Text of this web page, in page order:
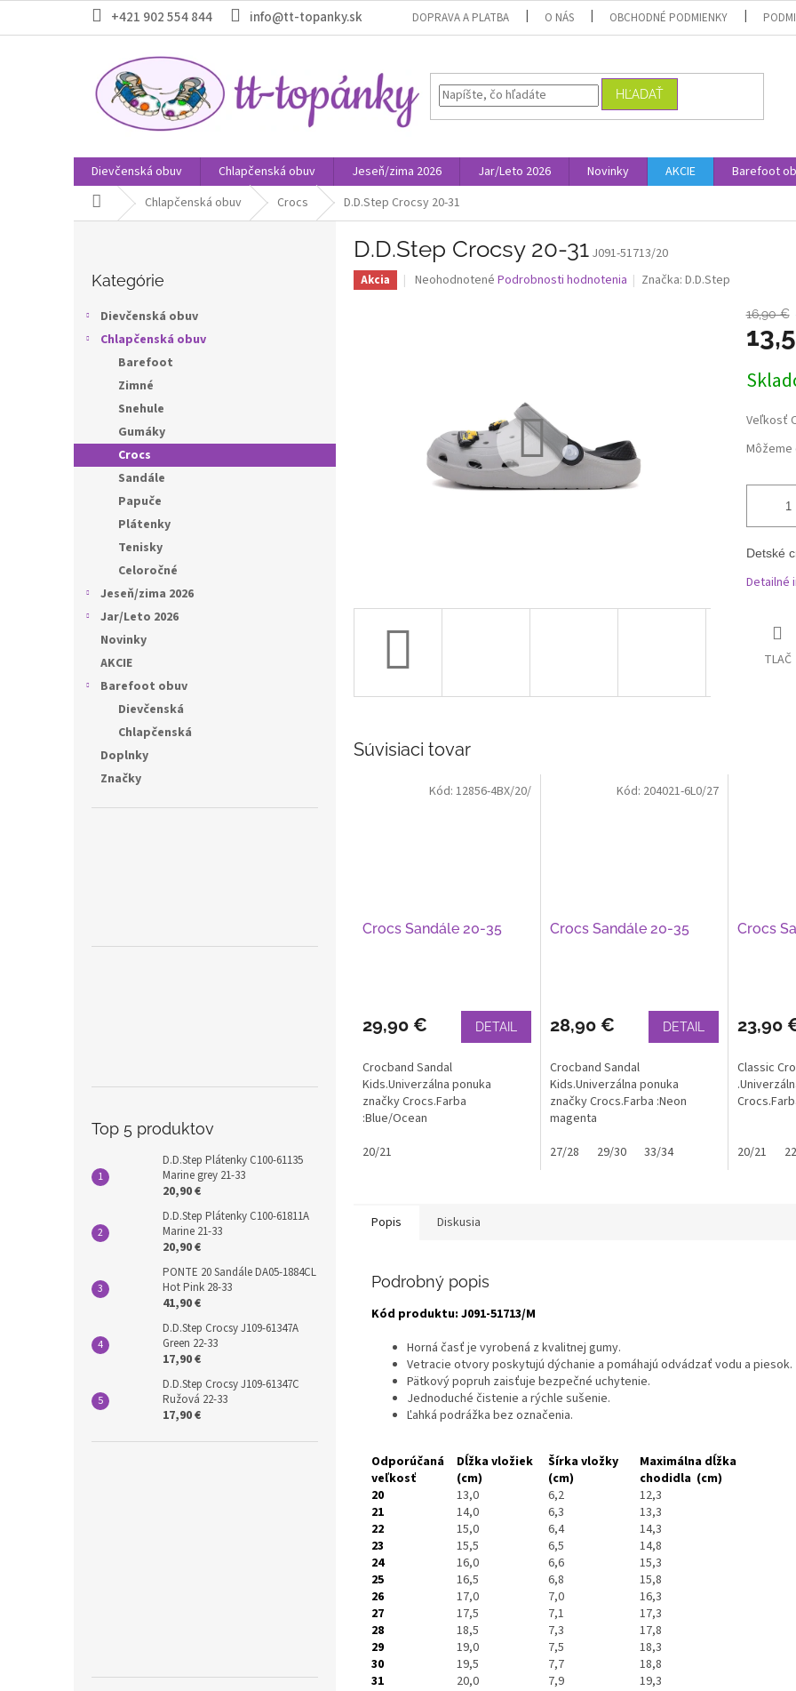
obsah
+421 902 554 844 info@tt-topanky.sk DOPRAVA A PLATBA O NÁS OBCHODNÉ PODMIENKY
HĽADAŤ
Dievčenská obuv Chlapčenská obuv Jeseň/zima 2026 Jar/Leto 2026 Novinky AKCIE Barefoot
Domov Chlapčenská obuv Crocs D.D.Step Crocsy 20-31
kategórie
Kategórie
Dievčenská obuv
Chlapčenská obuv
Barefoot
Zimné
Snehule
Gumáky
Crocs
Sandále
Papuče
Plátenky
Tenisky
Celoročné
Jeseň/zima 2026
Jar/Leto 2026
Novinky
AKCIE
Barefoot obuv
Dievčenská
Chlapčenská
Doplnky
Značky
Top 5 produktov
D.D.Step Plátenky C100-61135
Marine grey 21-33
20,90 €
D.D.Step Plátenky C100-61811A
Marine 21-33
20,90 €
PONTE 20 Sandále DA05-1884CL
Hot Pink 28-33
41,90 €
D.D.Step Crocsy J109-61347A
Green 22-33
17,90 €
D.D.Step Crocsy J109-61347C
Ružová 22-33
17,90 €
D.D.Step Crocsy 20-31 J091-51713/20
Akcia
Priemerné
Neohodnotené Podrobnosti hodnotenia Značka:D.D.Step
16,90 €
cena:
Veľkosť
Detské
Detailné
TLAČ
Súvisiaci tovar
Crocs Sandále 20-35
29,90 € DETAIL
Crocband Sandal
Kids.Univerzálna ponuka
značky Crocs.Farba
:Blue/Ocean
20/21
Kód: 12856-4BX/20/
Crocs Sandále 20-35
28,90 € DETAIL
Crocband Sandal
Kids.Univerzálna ponuka
značky Crocs.Farba :Neon
magenta
27/28
29/30 33/34
Kód: 204021-6L0/27
Crocs
23,90
Classic
20/21
Popis Diskusia
Podrobný popis
Kód produktu: J091-51713/M
Horná časť je vyrobená z kvalitnej gumy.
Vetracie otvory poskytujú dýchanie a pomáhajú odvádzať vodu a piesok.
Pätkový popruh zaisťuje bezpečné uchytenie.
Jednoduché čistenie a rýchle sušenie.
Ľahká podrážka bez označenia.
Odporúčaná
veľkosť
20
21
22
23
24
25
26
27
28
29
30
31
Dĺžka vložiek
(cm)
13,0
14,0
15,0
15,5
16,0
16,5
17,0
17,5
18,5
19,0
19,5
20,0
Šírka vložky
(cm)
6,2
6,3
6,4
6,5
6,6
6,8
7,0
7,1
7,3
7,5
7,7
7,9
Maximálna dĺžka
chodidla (cm)
12,3
13,3
14,3
14,8
15,3
15,8
16,3
17,3
17,8
18,3
18,8
19,3